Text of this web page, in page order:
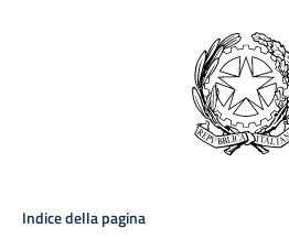
Indice della pagina